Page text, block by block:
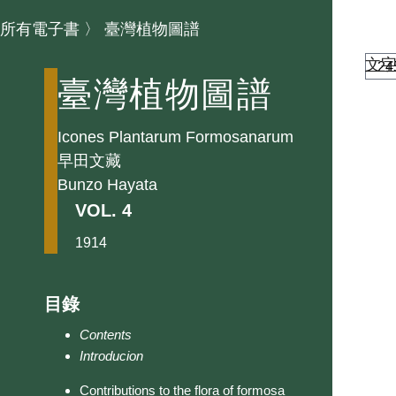
所有電子書 〉 臺灣植物圖譜
臺灣植物圖譜
Icones Plantarum Formosanarum
早田文藏
Bunzo Hayata
VOL. 4
1914
目錄
Contents
Introducion
Contributions to the flora of formosa
文